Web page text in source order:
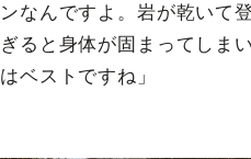
ンなんですよ。岩が乾いて
ぎると身体が固まってしま
はベストですね」